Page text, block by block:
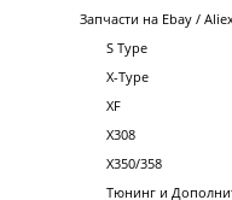
Запчасти на Ebay /
S Type
X-Type
XF
X308
X350/358
Тюнинг и